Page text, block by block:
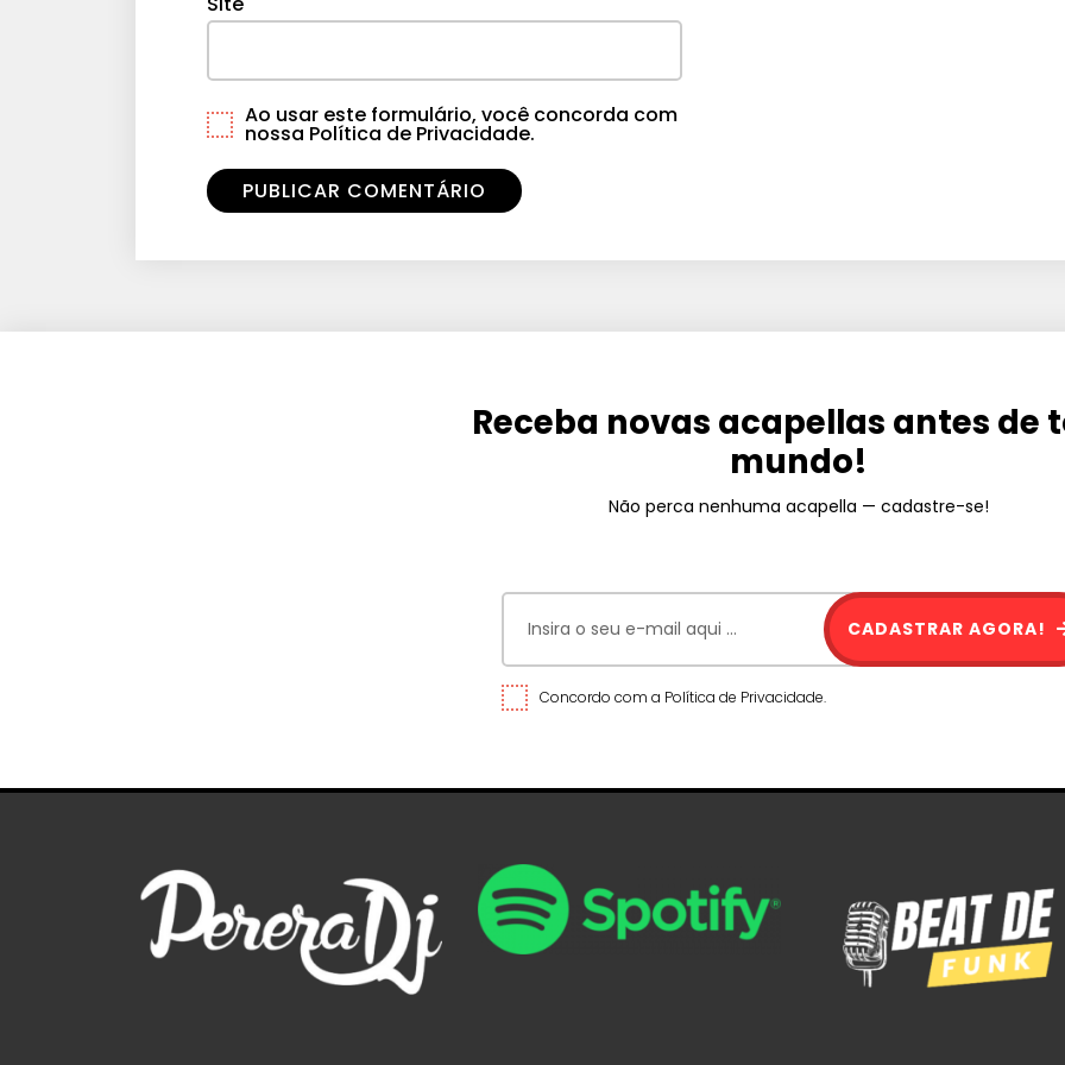
Ao usar este formulário, você concorda com
nossa Política de Privacidade.
Receba novas acapellas antes de
mundo!
Não perca nenhuma acapella — cadastre-se!
Concordo com a Política de Privacidade.
CADASTRAR AGORA!